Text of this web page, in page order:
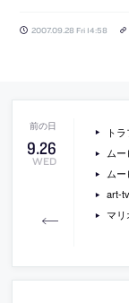
2007.09.28 Fri 14:58
9.26
WED
ト
ム
ム
art-
マリ